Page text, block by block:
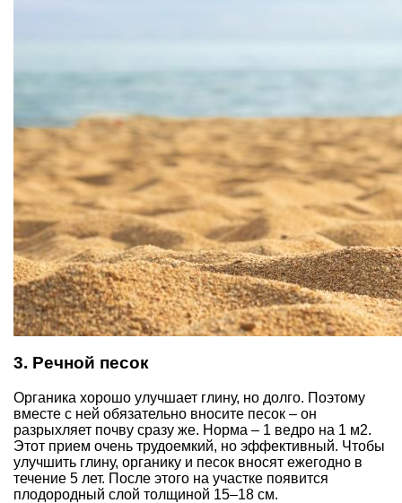
3. Речной песок
Органика хорошо улучшает глину, но долго. Поэтому
вместе с ней обязательно вносите песок – он
разрыхляет почву сразу же. Норма – 1 ведро на 1 м2.
Этот прием очень трудоемкий, но эффективный. Чтобы
улучшить глину, органику и песок вносят ежегодно в
течение 5 лет. После этого на участке появится
плодородный слой толщиной 15–18 см.